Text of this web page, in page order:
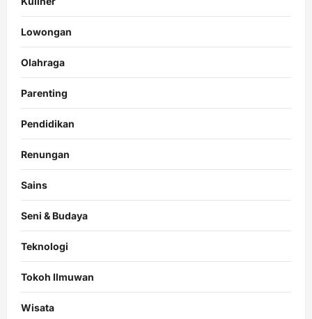
Lowongan
Olahraga
Parenting
Pendidikan
Renungan
Sains
Seni & Budaya
Teknologi
Tokoh Ilmuwan
Wisata